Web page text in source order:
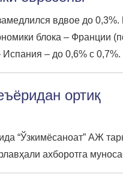
вдвое до
блока – Франции
Испания – до 0,6% с 0,7%.
ортиқ
“Ўзкимёсаноат” АЖ
ахборотга